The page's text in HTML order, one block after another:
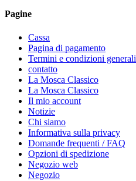
Pagine
Cassa
Pagina di pagamento
Termini e condizioni generali
contatto
La Mosca Classico
La Mosca Classico
Il mio account
Notizie
Chi siamo
Informativa sulla privacy
Domande frequenti / FAQ
Opzioni di spedizione
Negozio web
Negozio